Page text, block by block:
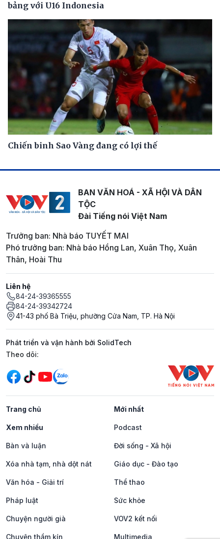
bảng với U16 Indonesia
Chiến binh Sao Vàng đang có lợi thế
BAN VĂN HOÁ - XÃ HỘI VÀ DÂN
TỘC
Đài Tiếng nói Việt Nam
Trưởng ban: Nhà báo TUYẾT MAI
Phó trưởng ban: Nhà báo Hồng Lan, Xuân Thọ, Xuân
Thân, Hoài Thu
Liên hệ
84-24-39365555
84-24-39342724
41-43 phố Bà Triệu, phường Cửa Nam, TP. Hà Nội
Phát triển và vận hành bởi SolidTech
Mạng xã hội
Theo dõi:
Trang chủ Mới nhất
Xem nhiều Podcast
Bàn và luận Đời sống - Xã hội
Xóa nhà tạm, nhà dột nát Giáo dục - Đào tạo
Văn hóa - Giải trí Thể thao
Pháp luật Sức khỏe
Chuyện người già VOV2 kết nối
Chuyện thầm kín Multimedia